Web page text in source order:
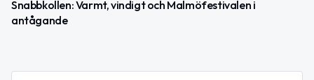
Snabbkollen: Varmt, vindigt och Malmöfestivalen i
antågande